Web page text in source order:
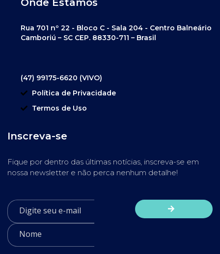
Onde Estamos
Rua 701 nº 22 - Bloco C - Sala 204 - Centro Balneário
Camboriú – SC CEP. 88330-711 – Brasil
(47) 99175-6620 (VIVO)
Política de Privacidade
Termos de Uso
Inscreva-se
Fique por dentro das últimas notícias, inscreva-se em
nossa newsletter e não perca nenhum detalhe!